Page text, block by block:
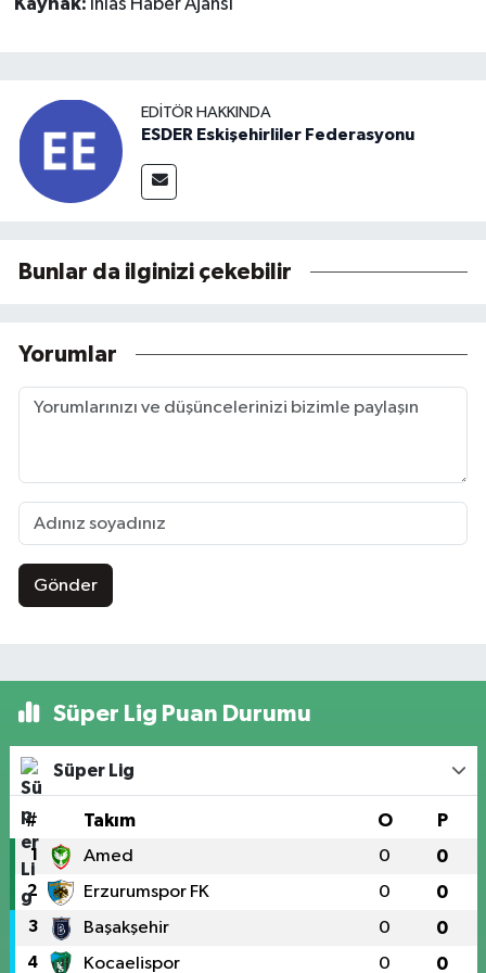
Kaynak: İhlas Haber Ajansı
EDITÖR HAKKINDA
ESDER Eskişehirliler Federasyonu
Bunlar da ilginizi çekebilir
Yorumlar
Gönder
Süper Lig Puan Durumu
Süper Lig
# Takım O P
1 Amed 0 0
2 Erzurumspor FK 0 0
3 Başakşehir 0 0
4 Kocaelispor 0 0